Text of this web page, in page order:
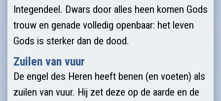
Integendeel. Dwars door alles heen komen Gods
trouw en genade volledig openbaar: het leven
Gods is sterker dan de dood.
Zuilen van vuur
De engel des Heren heeft benen (en voeten) als
zuilen van vuur. Hij zet deze op de aarde en de